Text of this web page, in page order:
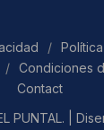
/
/ Condiciones
Contact
PUNTAL. |